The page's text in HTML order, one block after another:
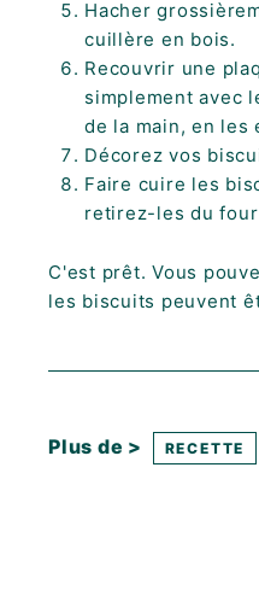
Hacher
cuillère en bois.
Recouvrir une
simplement avec
de la main, en les
Décorez vos
Faire cuire les
retirez-les du
C'est prêt. Vous
les biscuits peuvent
Plus de > RECETTE